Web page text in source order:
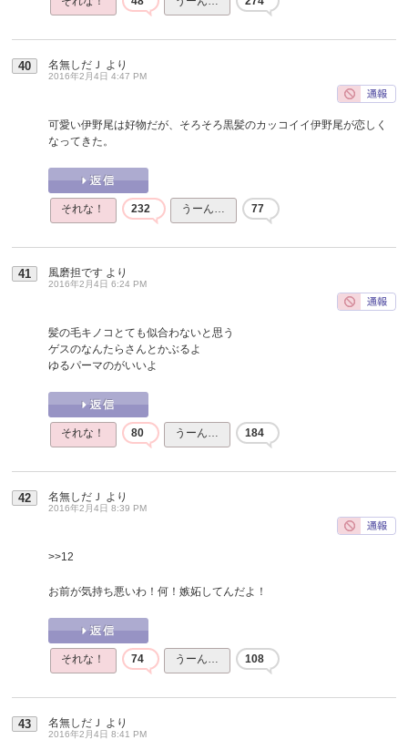
40 名無しだＪ より
2016年2月4日 4:47 PM
可愛い伊野尾は好物だが、そろそろ黒髪のカッコイイ伊野尾が恋しく
なってきた。
それな！ 232 うーん… 77
41 風磨担です より
2016年2月4日 6:24 PM
髪の毛キノコとても似合わないと思う
ゲスのなんたらさんとかぶるよ
ゆるパーマのがいいよ
それな！ 80 うーん… 184
42 名無しだＪ より
2016年2月4日 8:39 PM
>>12
お前が気持ち悪いわ！何！嫉妬してんだよ！
それな！ 74 うーん… 108
43 名無しだＪ より
2016年2月4日 8:41 PM